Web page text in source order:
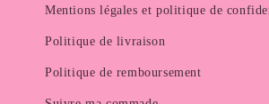
Mentions légales et politique de
Politique de livraison
Politique de remboursement